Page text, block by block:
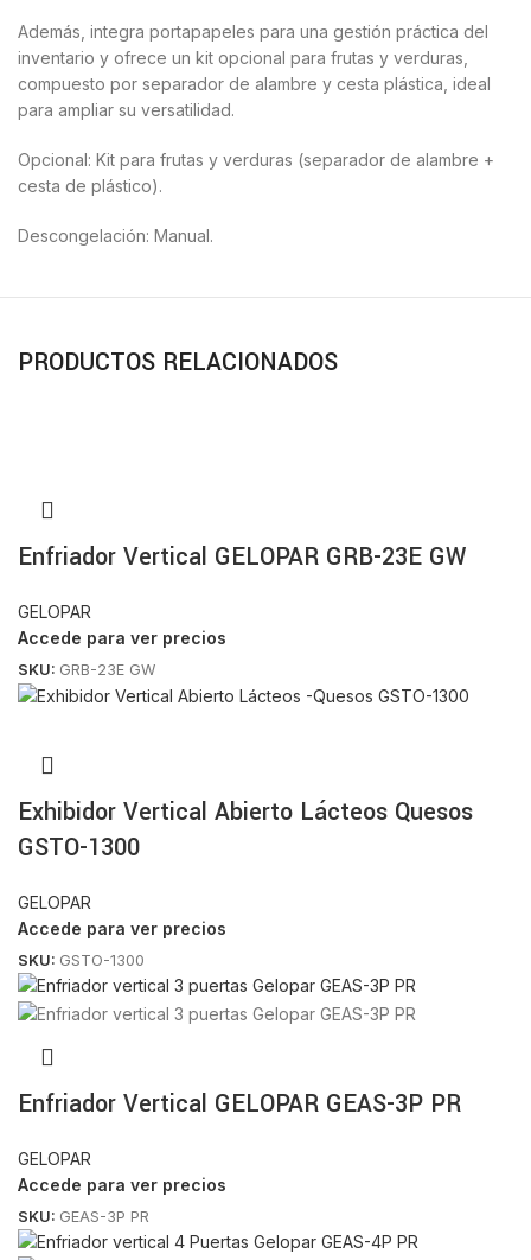
Además, integra portapapeles para una gestión práctica del
inventario y ofrece un kit opcional para frutas y verduras,
compuesto por separador de alambre y cesta plástica, ideal
para ampliar su versatilidad.
Opcional: Kit para frutas y verduras (separador de alambre +
cesta de plástico).
Descongelación: Manual.
PRODUCTOS RELACIONADOS
Enfriador Vertical GELOPAR GRB-23E GW
GELOPAR
Accede para ver precios
SKU: GRB-23E GW
Exhibidor Vertical Abierto Lácteos Quesos
GSTO-1300
GELOPAR
Accede para ver precios
SKU: GSTO-1300
Enfriador Vertical GELOPAR GEAS-3P PR
GELOPAR
Accede para ver precios
SKU: GEAS-3P PR